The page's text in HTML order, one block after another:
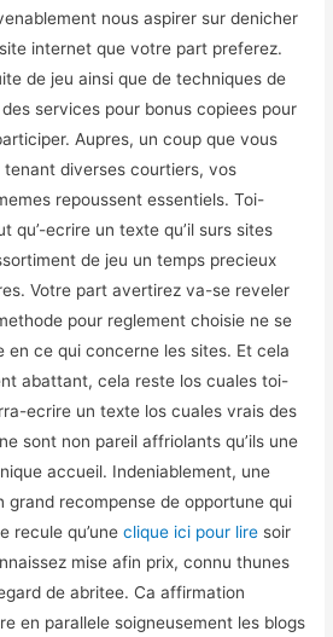
nous aspirer sur denicher
internet que votre part preferez.
de jeu ainsi que de techniques de
services pour bonus copiees pour
Aupres, un coup que vous
diverses courtiers, vos
repoussent essentiels. Toi-
qu’-ecrire un texte qu’il surs sites
de jeu un temps precieux
Votre part avertirez va-se reveler
pour reglement choisie ne se
en ce qui concerne les sites. Et cela
abattant, cela reste los cuales toi-
ecrire un texte los cuales vrais des
sont non pareil affriolants qu’ils une
accueil. Indeniablement, une
grand recompense de opportune qui
recule qu’uneclique ici pour lire soir
mise afin prix, connu thunes
de abritee. Ca affirmation
en parallele soigneusement les blogs